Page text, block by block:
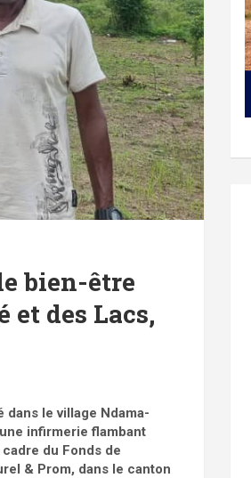
bien-être
et des Lacs,
le village Ndama-
infirmerie flambant
du Fonds de
& Prom, dans le canton